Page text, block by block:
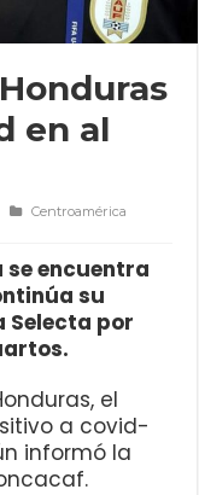
en al
Centroamérica
se encuentra
su
Selecta por
el
a covid-
informó la